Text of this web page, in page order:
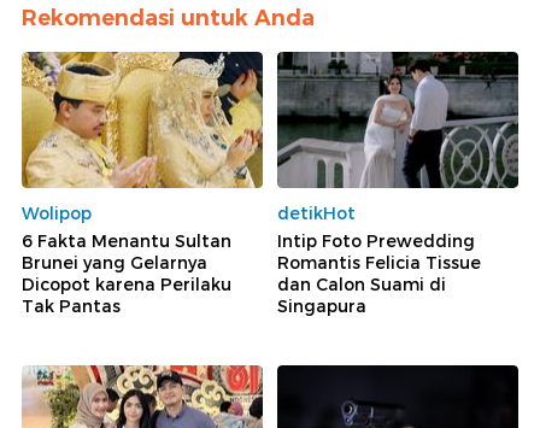
Rekomendasi untuk Anda
Wolipop
6 Fakta Menantu Sultan
Brunei yang Gelarnya
Dicopot karena Perilaku
Tak Pantas
detikHot
Intip Foto Prewedding
Romantis Felicia Tissue
dan Calon Suami di
Singapura